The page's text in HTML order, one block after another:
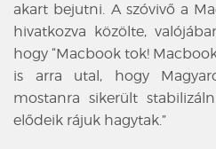
akart bejutni. A szóvivő a
hivatkozva közölte,
hogy “Macbook tok!
is arra utal, hogy
mostanra sikerült
elődeik rájuk hagytak.”